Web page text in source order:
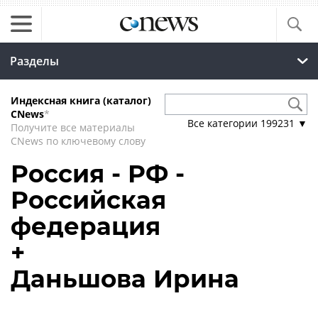
Разделы
Индексная книга (каталог)
CNews*
Получите все материалы
CNews по ключевому слову
Все категории 199231 ▼
Россия - РФ -
Российская
федерация
+
Даньшова Ирина